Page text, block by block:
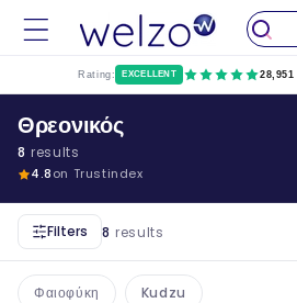
το
περιεχόμενο
Rating: EXCELLENT 28,951
Θρεονικός
8 results
4.8on Trustindex
Filters 8 results
Φαιοφύκη Kudzu